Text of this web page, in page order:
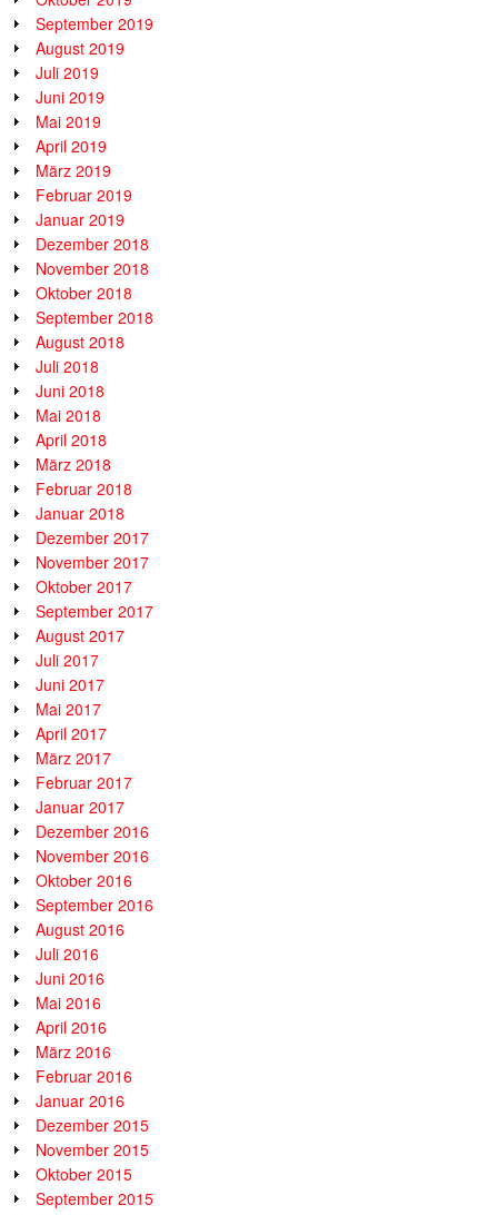
September 2019
August 2019
Juli 2019
Juni 2019
Mai 2019
April 2019
März 2019
Februar 2019
Januar 2019
Dezember 2018
November 2018
Oktober 2018
September 2018
August 2018
Juli 2018
Juni 2018
Mai 2018
April 2018
März 2018
Februar 2018
Januar 2018
Dezember 2017
November 2017
Oktober 2017
September 2017
August 2017
Juli 2017
Juni 2017
Mai 2017
April 2017
März 2017
Februar 2017
Januar 2017
Dezember 2016
November 2016
Oktober 2016
September 2016
August 2016
Juli 2016
Juni 2016
Mai 2016
April 2016
März 2016
Februar 2016
Januar 2016
Dezember 2015
November 2015
Oktober 2015
September 2015